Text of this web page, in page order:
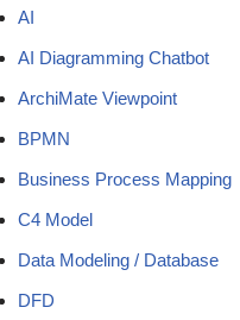
AI
AI Diagramming Chatbot
ArchiMate Viewpoint
BPMN
Business Process Mapping
C4 Model
Data Modeling / Database
DFD